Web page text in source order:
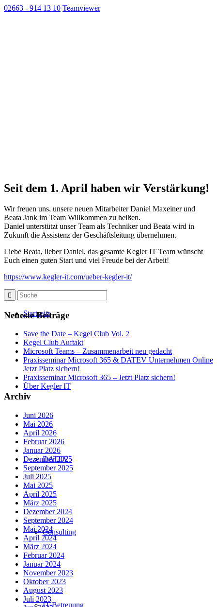
02663 - 914 13 10 Teamviewer
Startseite
Über Kegler IT
DATEV
Consulting
IT-Betreuung
Seit dem 1. April haben wir Verstärkung!
Wir freuen uns, unsere neuen Mitarbeiter Daniel Maxeiner und
Beata Jank im Team Willkommen zu heißen.
Daniel unterstützt unser Team als Techniker und Beata wird in
Zukunft die Assistenz der Geschäftsleitung übernehmen.
Liebe Beata, lieber Daniel, das gesamte Kegler IT Team wünscht
Euch einen guten Start und viel Freude bei der Arbeit!
https://www.kegler-it.com/ueber-kegler-it/
Neueste Beiträge
Save the Date – Kegel Club Vol. 2
Kegel Club Auftakt
Microsoft Teams – Zusammenarbeit neu gedacht
Praxisseminar Microsoft 365 & DATEV Unternehmen Online
Jetzt Platz sichern!
Praxisseminar Microsoft 365 – Jetzt Platz sichern!
Archiv
Juni 2026
Mai 2026
April 2026
Februar 2026
Januar 2026
Dezember 2025
September 2025
Juli 2025
Mai 2025
April 2025
März 2025
Dezember 2024
September 2024
Mai 2024
April 2024
März 2024
Februar 2024
Januar 2024
November 2023
Oktober 2023
August 2023
Juli 2023